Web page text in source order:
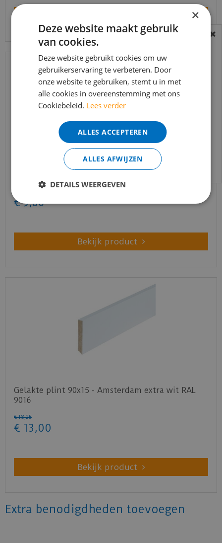
MDF Moderne plint 90x15 voorgelakt RAL9010 -
€ 9,80
Bekijk product
Gelakte plint 90x15 - Amsterdam extra wit RAL
9016
€ 18,25
€ 13 ,00
Bekijk product
Extra benodigdheden toevoegen
BEREIKBAARHEID
In verband met de vakantie periode zijn wij
t/m 14 augustus telefonisch helaas niet
bereikbaar.
Bestelling worden uiteraard verwerkt
echter iets minder snel dan wat je van ons
gewend bent.
Voor vragen kan je ons bereiken via
info@merkvloerenwinkel.nl
×
Deze website maakt gebruik
van cookies.
Deze website gebruikt cookies om uw
gebruikerservaring te verbeteren. Door
onze website te gebruiken, stemt u in met
alle cookies in overeenstemming met ons
Cookiebeleid. Lees verder
ALLES ACCEPTEREN
ALLES AFWIJZEN
DETAILS WEERGEVEN